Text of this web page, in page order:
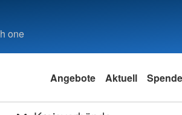
one
Angebote Aktuell